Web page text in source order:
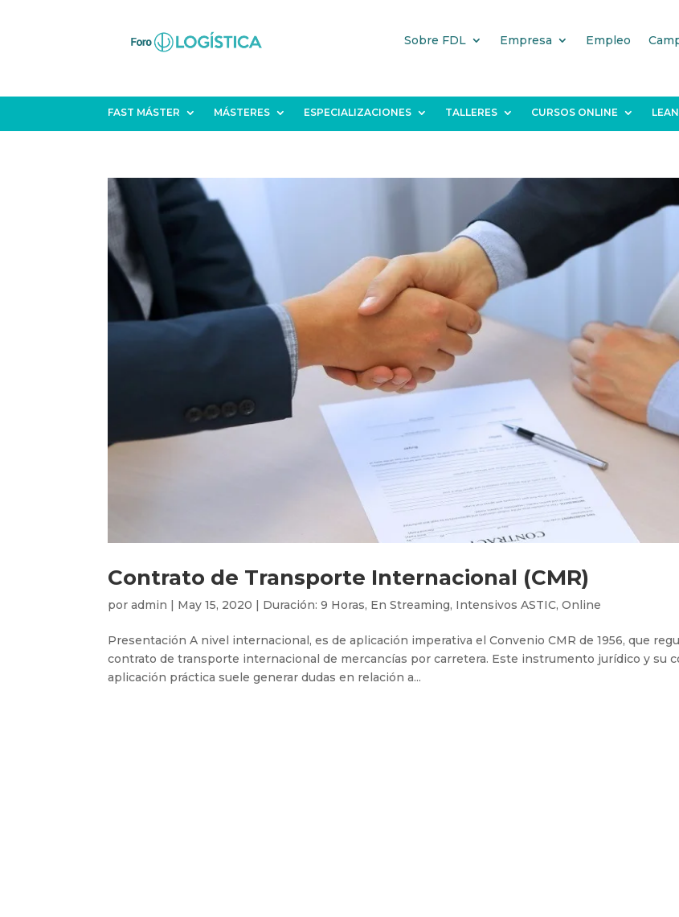
Sobre FDL Empresa Empleo
FAST MÁSTER MÁSTERES ESPECIALIZACIONES TALLERES CURSOS ONLINE
Contrato de Transporte Internacional (CMR)
poradmin | May 15, 2020 | Duración: 9 Horas, En Streaming, Intensivos ASTIC,Online
Presentación A nivel internacional, es de aplicación imperativa el Convenio CMR de 1956, que
contrato de transporte internacional de mercancías por carretera. Este instrumento jurídico y su
aplicación práctica suele generar dudas en relación a...